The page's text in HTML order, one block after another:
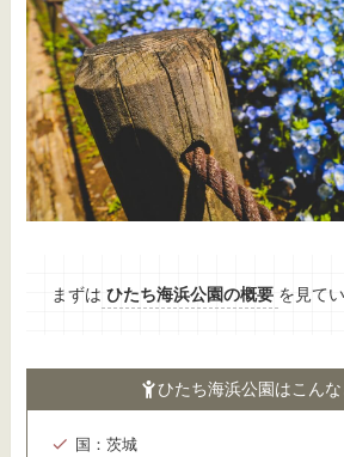
まずは ひたち海浜公園の概要 を見て
ひたち海浜公園はこんな
国：茨城